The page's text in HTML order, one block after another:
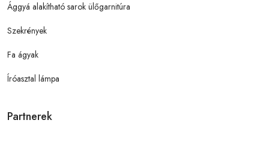
Ággyá alakítható sarok ülőgarnitúra
Szekrények
Fa ágyak
Íróasztal lámpa
Partnerek